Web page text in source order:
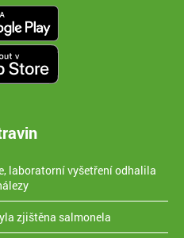
laboratorní vyšetření odhalila
zjištěna salmonela